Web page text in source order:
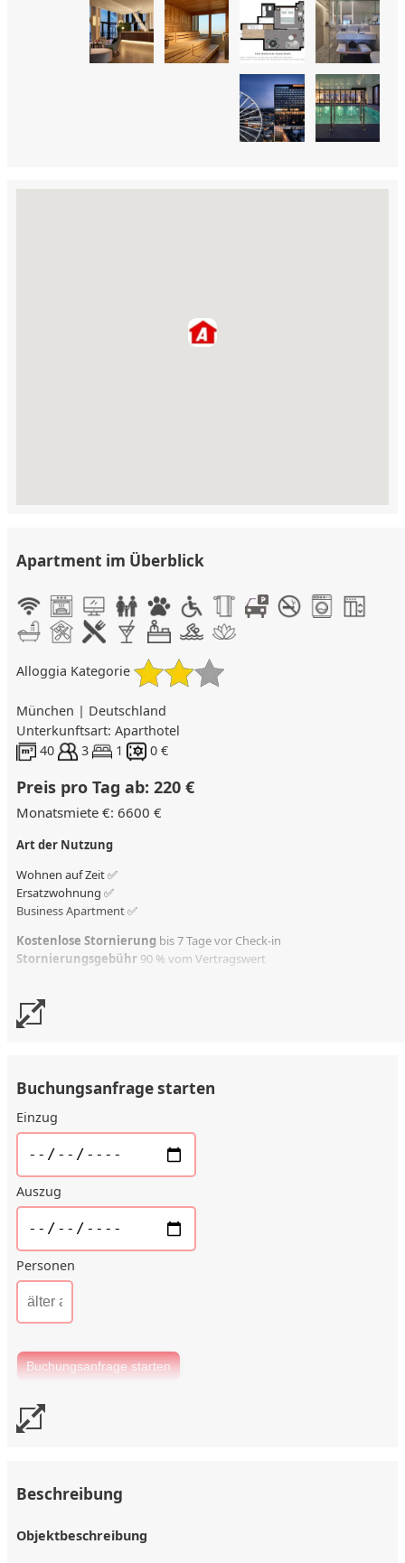
Apartment im Überblick
Alloggia Kategorie
München | Deutschland
Unterkunftsart: Aparthotel
40
3 1 0 €
Preis pro Tag ab: 220 €
Monatsmiete €: 6600 €
Art der Nutzung
Wohnen auf Zeit ✅
Ersatzwohnung ✅
Business Apartment ✅
Kostenlose Stornierung bis 7 Tage vor Check-in
Stornierungsgebühr 90 % vom Vertragswert
Buchungsanfrage starten
Einzug
Auszug
Personen
Beschreibung
Objektbeschreibung